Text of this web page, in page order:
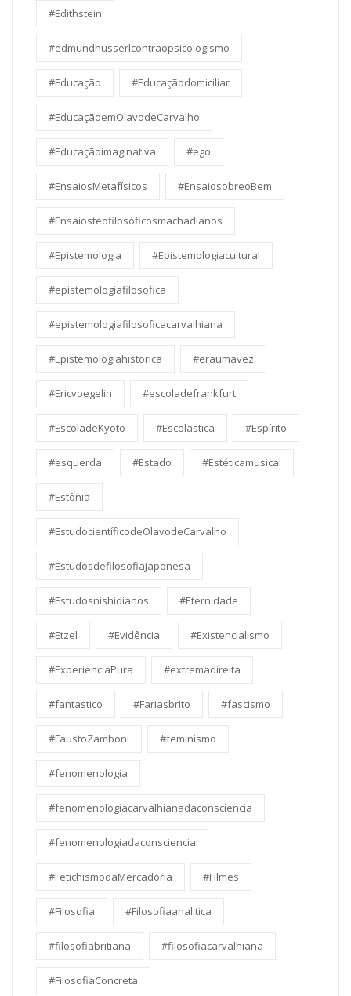
#Edithstein
#edmundhusserlcontraopsicologismo
#Educação #Educaçãodomiciliar
#EducaçãoemOlavodeCarvalho
#Educaçãoimaginativa #ego
#EnsaiosMetafísicos #EnsaiosobreoBem
#Ensaiosteofilosóficosmachadianos
#Epistemologia #Epistemologiacultural
#epistemologiafilosofica
#epistemologiafilosoficacarvalhiana
#Epistemologiahistorica #eraumavez
#Ericvoegelin #escoladefrankfurt
#EscoladeKyoto #Escolastica #Espírito
#esquerda #Estado #Estéticamusical
#Estônia
#EstudocientíficodeOlavodeCarvalho
#Estudosdefilosofiajaponesa
#Estudosnishidianos #Eternidade
#Etzel #Evidência #Existencialismo
#ExperienciaPura #extremadireita
#fantastico #Fariasbrito #fascismo
#FaustoZamboni #feminismo
#fenomenologia
#fenomenologiacarvalhianadaconsciencia
#fenomenologiadaconsciencia
#FetichismodaMercadoria #Filmes
#Filosofia #Filosofiaanalitica
#filosofiabritiana #filosofiacarvalhiana
#FilosofiaConcreta